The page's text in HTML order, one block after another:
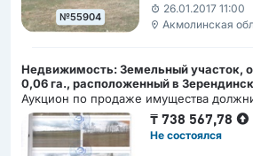
№55904
26.01.2017 11:00
Акмолинская
Недвижимость: Земельный участок,
0,06 га., расположенный в
Акмолинской области
Аукцион по продаже имущества
₸738 567,78
Не состоялся